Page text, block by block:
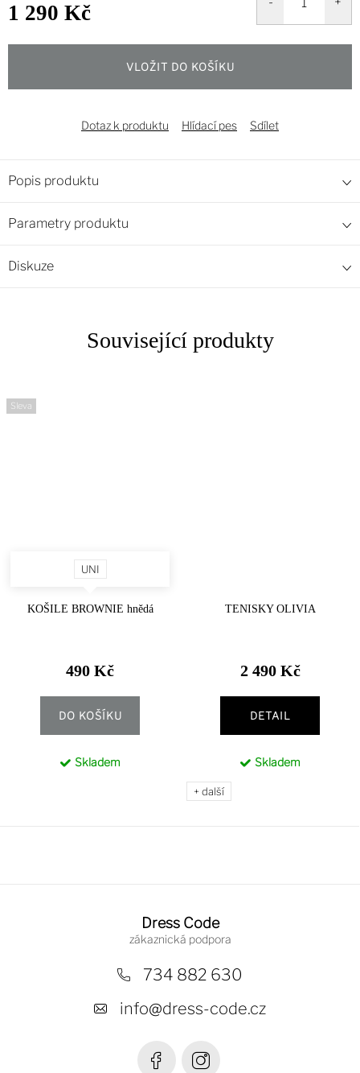
1 290 Kč
VLOŽIT DO KOŠÍKU
Dotaz k produktu Hlídací pes Sdílet
Popis produktu
Parametry produktu
Diskuze
Související produkty
Sleva
KOŠILE BROWNIE hnědá
490 Kč
DO KOŠÍKU
UNI
Skladem
TENISKY OLIVIA
2 490 Kč
DETAIL
Skladem
+ další
Dress Code
734 882 630
info@dress-code.cz